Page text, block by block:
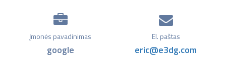
Įmonės pavadinimas
google
El. paštas
eric@e3dg.com